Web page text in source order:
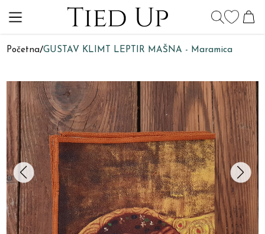
Početna/GUSTAV KLIMT LEPTIR MAŠNA - Maramica